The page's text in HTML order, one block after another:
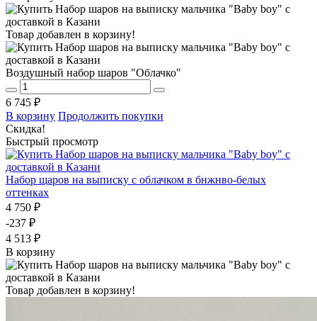
Товар добавлен в корзину!
Воздушный набор шаров "Облачко"
6 745 ₽
В корзину Продолжить покупки
Скидка!
Быстрый просмотр
Набор щаров на выписку с облачком в бнжнво-белых
оттенках
4 750 ₽
-237 ₽
4 513 ₽
В корзину
Товар добавлен в корзину!